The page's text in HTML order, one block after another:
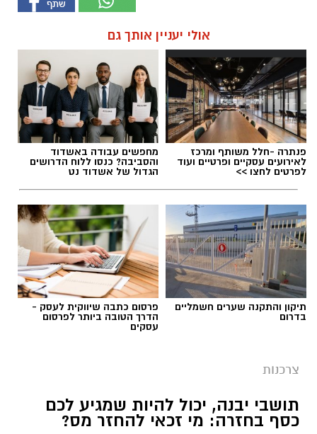
אולי יעניין אותך גם
פנתרה -חלל משותף ומרכז
לאירועים עסקיים ופרטיים ועוד
לפרטים לחצו >>
מחפשים עבודה באשדוד
והסביבה? כנסו ללוח הדרושים
הגדול של אשדוד נט
תיקון והתקנה שערים חשמליים
בדרום
פרסום כתבה שיווקית לעסק -
הדרך הטובה ביותר לפרסום
עסקים
צרכנות
תושבי יבנה, יכול להיות שמגיע לכם
כסף בחזרה: מי זכאי להחזר מס?